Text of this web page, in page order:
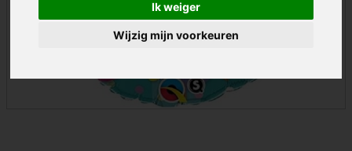
Ik weiger
Wijzig mijn voorkeuren